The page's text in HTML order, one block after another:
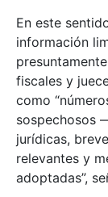
En este
información
fiscales y
como
sospechosos
jurídicas,
relevantes y
adoptadas”,